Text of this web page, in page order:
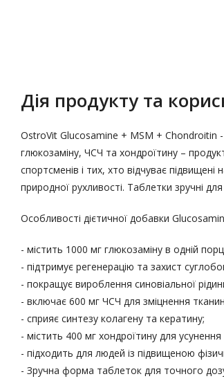
Дія продукту та
OstroVit Glucosamine + MSM + Chondroitin
глюкозаміну, ЧСЧ та хондроїтину –
спортсменів і тих, хто відчуває
природної рухливості. Таблетки зручні
Особливості дієтичної добавки
- містить 1000 мг глюкозаміну в одній
- підтримує регенерацію та захист
- покращує вироблення синовіальної
- включає 600 мг ЧСЧ для зміцнення
- сприяє синтезу колагену та кератину;
- містить 400 мг хондроїтину для
- підходить для людей із підвищеною
- Зручна форма таблеток для точного